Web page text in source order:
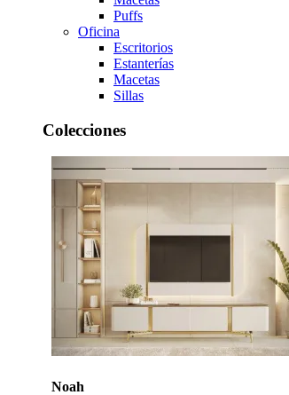
Puffs
Oficina
Escritorios
Estanterías
Macetas
Sillas
Colecciones
Noah